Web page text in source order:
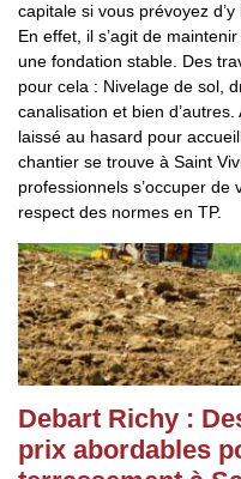
capitale si vous prévoyez
En effet, il s’agit de
une fondation stable. Des
pour cela : Nivelage de sol,
canalisation et bien
laissé au hasard pour
chantier se trouve à Saint
professionnels s’occuper
respect des normes en TP.
Debart Richy :
prix abordables